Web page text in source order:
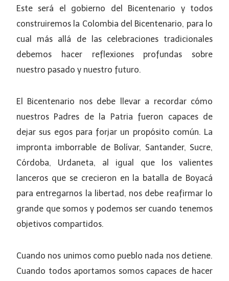
Este será el gobierno del Bicentenario y todos
construiremos la Colombia del Bicentenario, para lo
cual más allá de las celebraciones tradicionales
debemos hacer reflexiones profundas sobre
nuestro pasado y nuestro futuro.
El Bicentenario nos debe llevar a recordar cómo
nuestros Padres de la Patria fueron capaces de
dejar sus egos para forjar un propósito común. La
impronta imborrable de Bolívar, Santander, Sucre,
Córdoba, Urdaneta, al igual que los valientes
lanceros que se crecieron en la batalla de Boyacá
para entregarnos la libertad, nos debe reafirmar lo
grande que somos y podemos ser cuando tenemos
objetivos compartidos.
Cuando nos unimos como pueblo nada nos detiene.
Cuando todos aportamos somos capaces de hacer